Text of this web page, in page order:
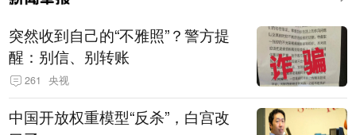
突然收到自己的“不雅照”？警方提
醒：别信、别转账
261 央视
中国开放权重模型“反杀”，白宫改